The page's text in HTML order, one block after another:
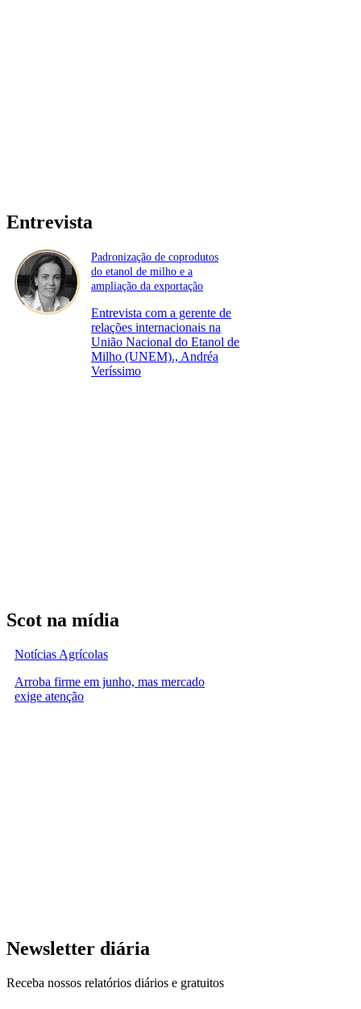
Entrevista
Padronização de coprodutos
do etanol de milho e a
ampliação da exportação
Entrevista com a gerente de
relações internacionais na
União Nacional do Etanol de
Milho (UNEM)., Andréa
Veríssimo
Scot na mídia
Notícias Agrícolas
Arroba firme em junho, mas mercado
exige atenção
Newsletter diária
Receba nossos relatórios diários e gratuitos